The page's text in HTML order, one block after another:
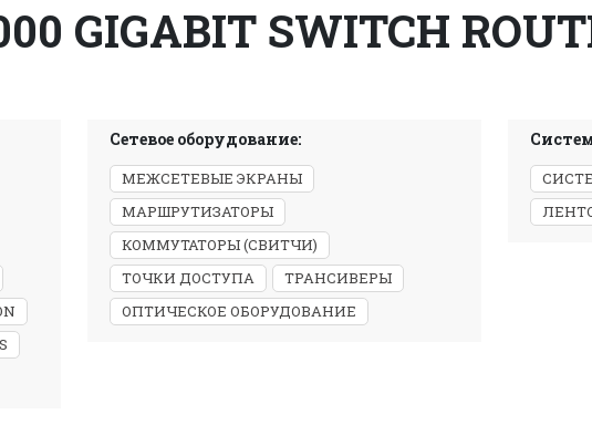
GIGABIT SWITCH
Сетевое оборудование:
МЕЖСЕТЕВЫЕ ЭКРАНЫ
МАРШРУТИЗАТОРЫ
КОММУТАТОРЫ (СВИТЧИ)
ТОЧКИ ДОСТУПА
ТРАНСИВЕРЫ
ОПТИЧЕСКОЕ ОБОРУДОВАНИЕ